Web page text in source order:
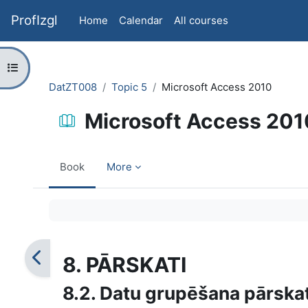
ProfIzgl Home Calendar All courses
Open course index
DatZT008
Topic 5 Microsoft Access 2010
Microsoft Access
Book More
8. PĀRSKATI
8.2. Datu grupēšana